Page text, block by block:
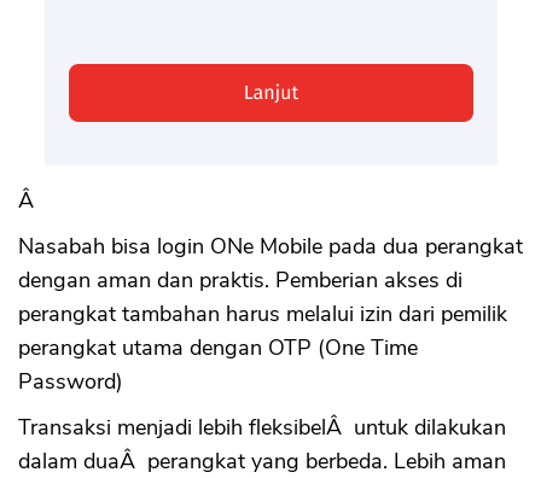
Â
Nasabah bisa login ONe Mobile pada dua perangkat
dengan aman dan praktis. Pemberian akses di
perangkat tambahan harus melalui izin dari pemilik
perangkat utama dengan OTP (One Time
Password)
Transaksi menjadi lebih fleksibelÂ untuk dilakukan
dalam duaÂ perangkat yang berbeda. Lebih aman